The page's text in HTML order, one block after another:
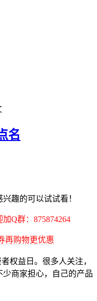
名
趣的可以试试看！
Q群：875874264
再购物更优惠
权益日。很多人关注，
商家担心，自己的产品